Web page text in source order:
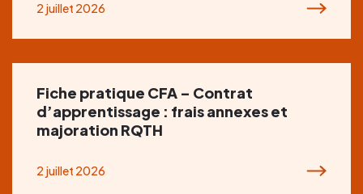
2 juillet 2026
Fiche pratique CFA – Contrat
d’apprentissage : frais annexes et
majoration RQTH
2 juillet 2026